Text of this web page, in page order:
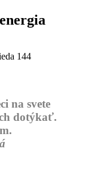
144
na svete
dotýkať.